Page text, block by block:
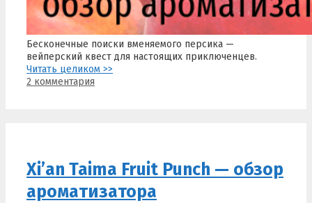
Бесконечные поиски вменяемого персика —
вейперский квест для настоящих приключенцев.
Читать целиком >>
2 комментария
Xi’an Taima Fruit Punch — обзор
ароматизатора